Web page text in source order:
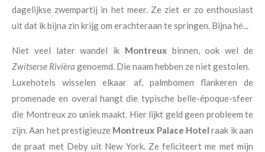
dagelijkse zwempartij in het meer. Ze ziet er zo enthousiast
uit dat ik bijna zin krijg om erachteraan te springen. Bijna hé...
Niet veel later wandel ik Montreuxbinnen, ook wel de
Zwitserse Rivièra genoemd. Die naam hebben ze niet gestolen.
Luxehotels wisselen elkaar af, palmbomen flankeren de
promenade en overal hangt die typische belle-époque-sfeer
die Montreux zo uniek maakt. Hier lijkt geld geen probleem te
zijn. Aan het prestigieuze Montreux Palace Hotel raak ik aan
de praat met Deby uit New York. Ze feliciteert me met mijn